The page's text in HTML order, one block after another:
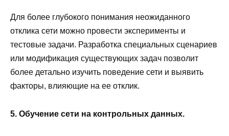
Для более глубокого понимания неожиданного
отклика сети можно провести эксперименты и
тестовые задачи. Разработка специальных сценариев
или модификация существующих задач позволит
более детально изучить поведение сети и выявить
факторы, влияющие на ее отклик.
5. Обучение сети на контрольных данных.